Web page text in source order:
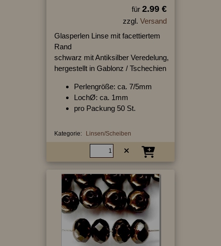
für 2.99 €
zzgl. Versand
Glasperlen Linse mit facettiertem
Rand
schwarz mit Antiksilber Veredelung,
hergestellt in Gablonz / Tschechien
Perlengröße: ca. 7/5mm
LochØ: ca. 1mm
pro Packung 50 St.
Kategorie: Linsen/Scheiben